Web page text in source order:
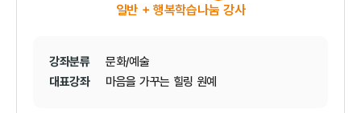
일반 + 행복학습나눔 강사
강좌분류
문화/예술
대표강좌
마음을 가꾸는 힐링 원예